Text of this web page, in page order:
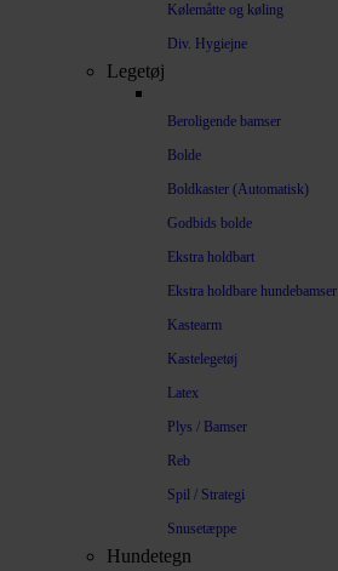
Kølemåtte og køling
Div. Hygiejne
Legetøj
Beroligende bamser
Bolde
Boldkaster (Automatisk)
Godbids bolde
Ekstra holdbart
Ekstra holdbare hundebamser
Kastearm
Kastelegetøj
Latex
Plys / Bamser
Reb
Spil / Strategi
Snusetæppe
Hundetegn